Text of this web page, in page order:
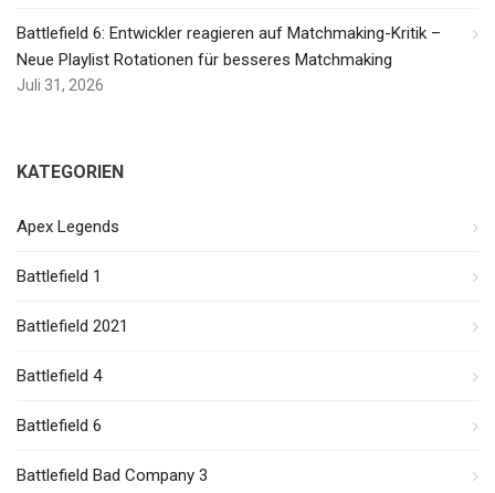
Battlefield 6: Entwickler reagieren auf Matchmaking-Kritik –
Neue Playlist Rotationen für besseres Matchmaking
Juli 31, 2026
KATEGORIEN
Apex Legends
Battlefield 1
Battlefield 2021
Battlefield 4
Battlefield 6
Battlefield Bad Company 3